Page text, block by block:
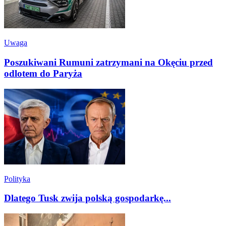
Uwaga
Poszukiwani Rumuni zatrzymani na Okęciu przed
odlotem do Paryża
Polityka
Dlatego Tusk zwija polską gospodarkę...